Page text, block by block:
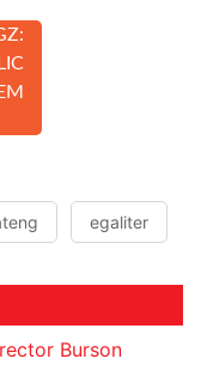
egaliter
Burson